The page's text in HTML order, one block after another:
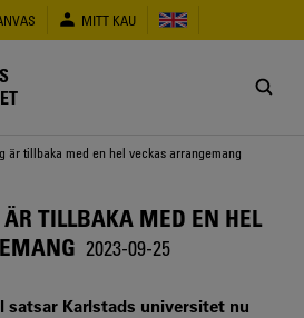
MITT KAU
är tillbaka med en hel veckas arrangemang
ÄR TILLBAKA MED EN HEL
2023-09-25
satsar Karlstads universitet nu